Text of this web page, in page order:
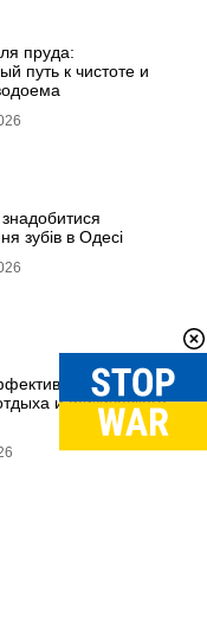
пруда:
путь к чистоте и
зубів в Одесі
способ
и физического